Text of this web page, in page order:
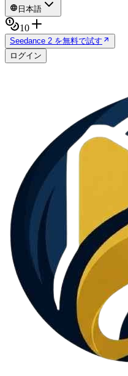
日本語
10
Seedance 2 を無料で試す
ログイン